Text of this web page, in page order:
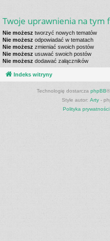
Twoje uprawnienia na tym
Nie możesz tworzyć nowych tematów
Nie możesz odpowiadać w tematach
Nie możesz zmieniać swoich postów
Nie możesz usuwać swoich postów
Nie możesz dodawać załączników
Indeks witryny
Technologię dostarcza phpBB
Style autor: Arty -
Polityka prywatności